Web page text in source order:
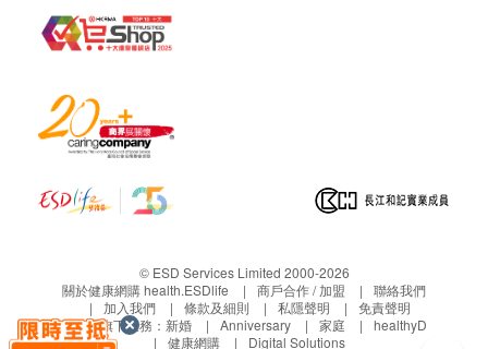
© ESD Services Limited 2000-2026
關於健康網購 health.ESDlife
商戶合作 / 加盟
聯絡我們
加入我們
條款及細則 私隱聲明
免責聲明
生活易旗下業務： 新婚 Anniversary 家庭
healthyD
健康網購
Digital Solutions